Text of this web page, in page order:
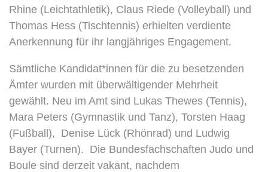
Rhine (Leichtathletik), Claus Riede (Volleyball) und
Thomas Hess (Tischtennis) erhielten verdiente
Anerkennung für ihr langjähriges Engagement.
Sämtliche Kandidat*innen für die zu besetzenden
Ämter wurden mit überwältigender Mehrheit
gewählt. Neu im Amt sind Lukas Thewes (Tennis),
Mara Peters (Gymnastik und Tanz), Torsten Haag
(Fußball), Denise Lück (Rhönrad) und Ludwig
Bayer (Turnen). Die Bundesfachschaften Judo und
Boule sind derzeit vakant, nachdem